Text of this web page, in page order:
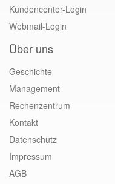
Kundencenter-Login
Webmail-Login
Über uns
Geschichte
Management
Rechenzentrum
Kontakt
Datenschutz
Impressum
AGB